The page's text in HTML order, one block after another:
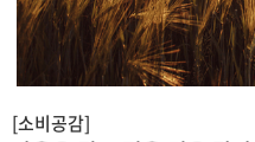
[소비공감]